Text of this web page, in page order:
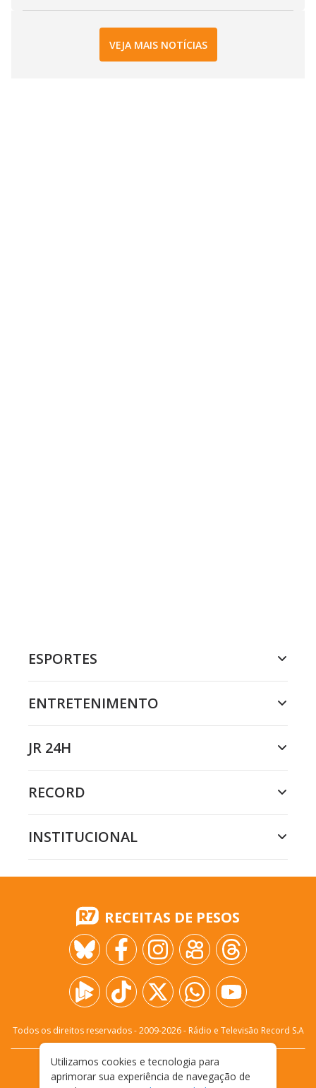
VEJA MAIS NOTÍCIAS
ESPORTES
ENTRETENIMENTO
JR 24H
RECORD
INSTITUCIONAL
RECEITAS DE PESOS
Todos os direitos reservados - 2009-2026- Rádio e Televisão Record S.A
FALE CONOSCO
PRIVACIDADE
Utilizamos cookies e tecnologia para
aprimorar sua experiência de navegação de